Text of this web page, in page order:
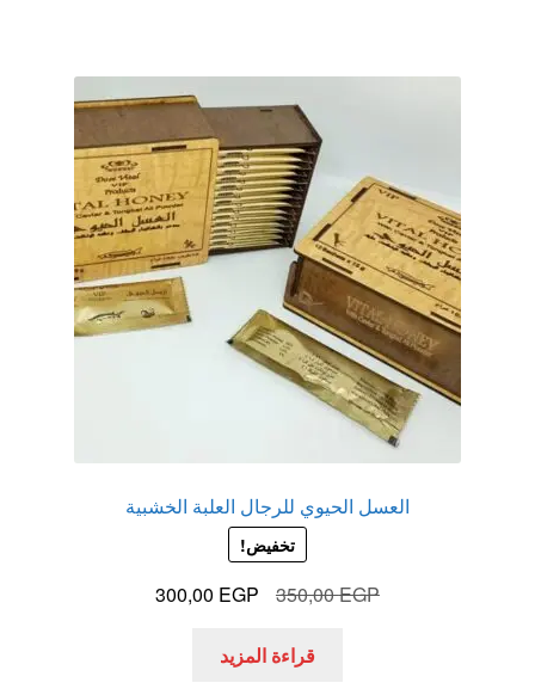
لانجيري مثير
منتجات الانتصاب
منتجات خاصة بالزوج
منتجات خاصة بالزوجة
منتجات لاثارة الزوجه
منتجات للانتصاب و تاخير القذف
العسل الحيوي للرجال العلبة الخشبية
تخفيض!
350,00EGP
السعر
هو:
300,00 EGP
السعر
قراءة المزيد